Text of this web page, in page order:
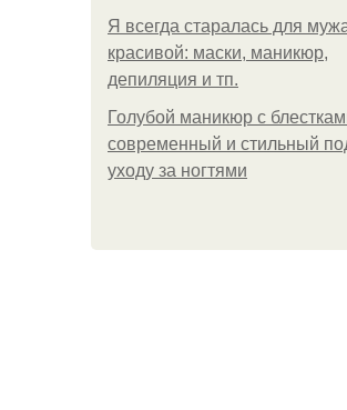
Я всегда старалась для
красивой: маски, маникюр,
депиляция и тп.
Голубой маникюр с
современный и стильный
уходу за ногтями